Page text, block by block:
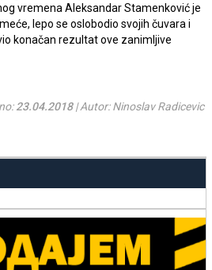
vremena Aleksandar Stamenković je
lepo se oslobodio svojih čuvara i
konačan rezultat ove zanimljive
23.04.2018| Autor: Ninoslav Radicevic